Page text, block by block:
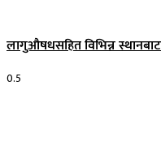
लागुऔषधसहित विभिन्न